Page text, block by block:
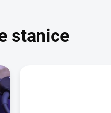
stanice